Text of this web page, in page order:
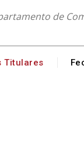
de
Titulares